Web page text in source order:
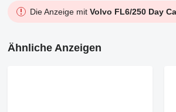
Die Anzeige mit Volvo FL6/250 Day
Ähnliche Anzeigen